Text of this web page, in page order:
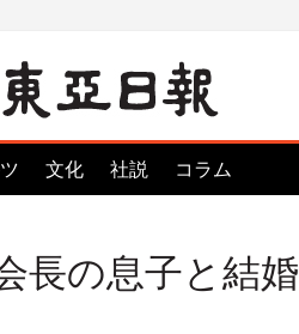
文化 社説 コラム
長の息子と結婚